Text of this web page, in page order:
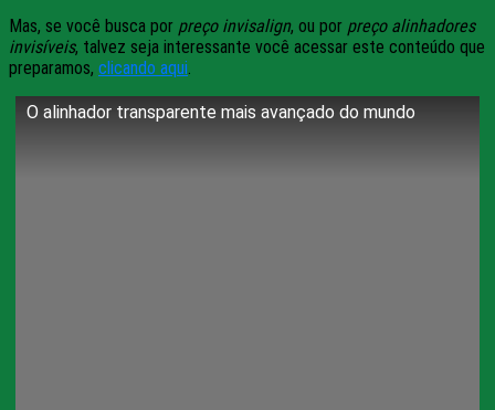
Mas, se você busca por preço invisalign, ou por preço alinhadores
invisíveis, talvez seja interessante você acessar este conteúdo que
preparamos, clicando aqui.
O alinhador transparente mais avançado do mundo